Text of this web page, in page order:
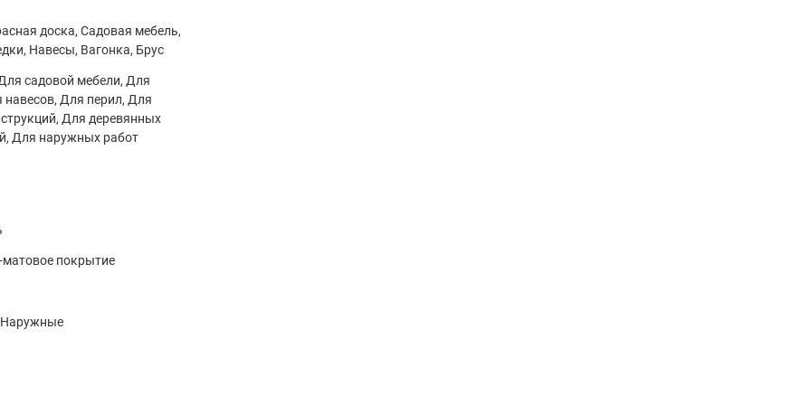
доска, Садовая мебель,
Навесы, Вагонка, Брус
садовой мебели, Для
навесов, Для перил, Для
Для деревянных
Для наружных работ
покрытие
Наружные